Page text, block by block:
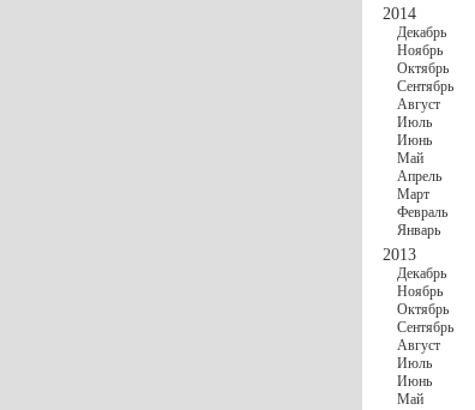
2014
Декабрь
Ноябрь
Октябрь
Сентябрь
Август
Июль
Июнь
Май
Апрель
Март
Февраль
Январь
2013
Декабрь
Ноябрь
Октябрь
Сентябрь
Август
Июль
Июнь
Май